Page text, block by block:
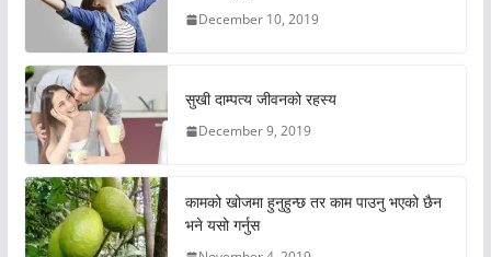
December 10, 2019
सुखी दाम्पत्य जीवनको रहस्य
December 9, 2019
कामको खोजमा हुनुहुन्छ तर काम पाउनु भएको छैन
भने यसो गर्नुस